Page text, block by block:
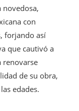
novedosa,
con
forjando así
que cautivó a
renovarse
de su obra,
edades.